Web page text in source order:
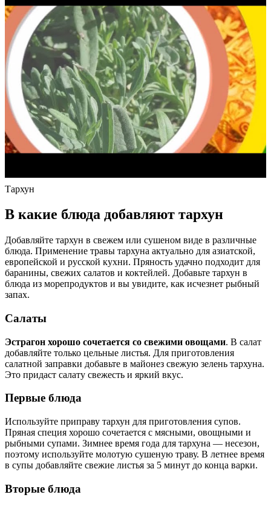
Тархун
В какие блюда добавляют тархун
Добавляйте тархун в свежем или сушеном виде в различные
блюда. Применение травы тархуна актуально для азиатской,
европейской и русской кухни. Пряность удачно подходит для
баранины, свежих салатов и коктейлей. Добавьте тархун в
блюда из морепродуктов и вы увидите, как исчезнет рыбный
запах.
Салаты
Эстрагон хорошо сочетается со свежими овощами. В салат
добавляйте только цельные листья. Для приготовления
салатной заправки добавьте в майонез свежую зелень тархуна.
Это придаст салату свежесть и яркий вкус.
Первые блюда
Используйте приправу тархун для приготовления супов.
Пряная специя хорошо сочетается с мясными, овощными и
рыбными супами. Зимнее время года для тархуна — несезон,
поэтому используйте молотую сушеную траву. В летнее время
в супы добавляйте свежие листья за 5 минут до конца варки.
Вторые блюда